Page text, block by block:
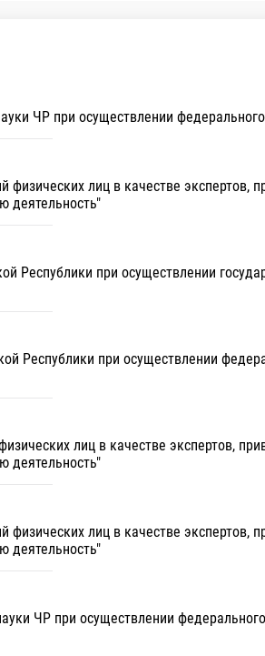
ЧР при осуществлении
лиц в качестве
деятельность"
Республики при осуществлении
Республики при осуществлении
лиц в качестве экспертов,
деятельность"
лиц в качестве
деятельность"
ЧР при осуществлении